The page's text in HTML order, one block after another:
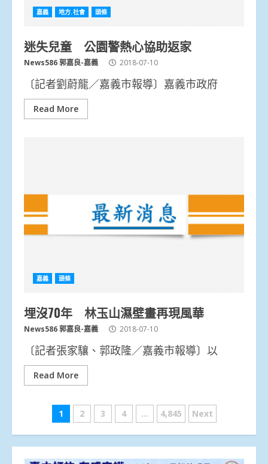
嘉義 地方.社會 頭條
迷失兒童 公園警熱心協助返家
News586 郭嘉良-嘉義 2018-07-10
〔記者劉蔚龍／嘉義市報導〕嘉義市政府
Read More
嘉義 頭條
埋沒70年 林玉山濕壁畫再現風華
News586 郭嘉良-嘉義 2018-07-10
〔記者張家驤、郭政隆／嘉義市報導〕以
Read More
文
章
1 2 3 4 ... 4,845 Next